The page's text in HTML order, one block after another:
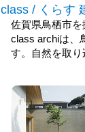
class / くらす
佐賀県鳥栖市
class archiは、
す。自然を取